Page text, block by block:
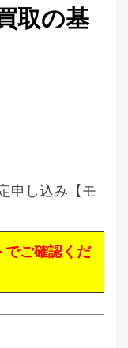
取の基
申し込み【モ
でご確認くだ